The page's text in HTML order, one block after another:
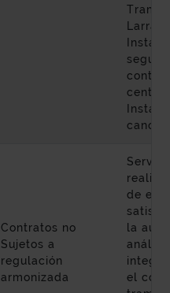
centro
canon
Contratos no
Sujetos a
regulación
armonizada
de
la
el